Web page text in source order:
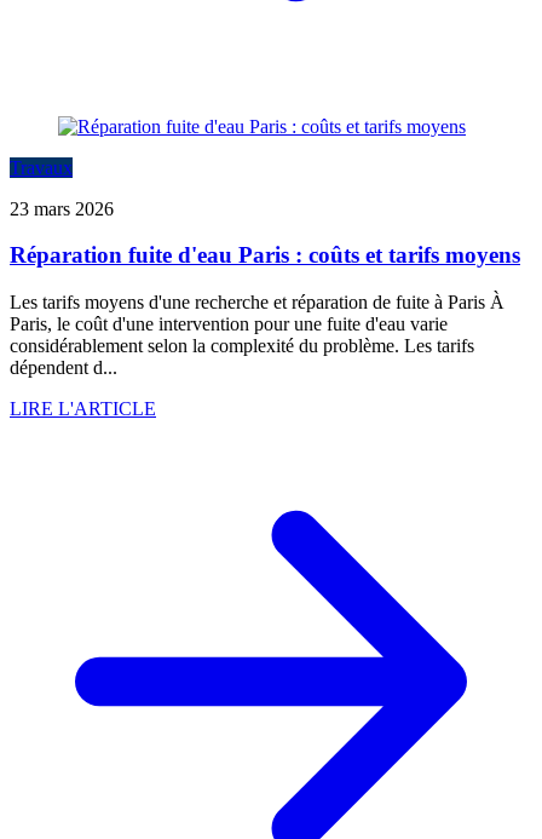
Travaux
23 mars 2026
Réparation fuite d'eau Paris : coûts et tarifs moyens
Les tarifs moyens d'une recherche et réparation de fuite à Paris À
Paris, le coût d'une intervention pour une fuite d'eau varie
considérablement selon la complexité du problème. Les tarifs
dépendent d...
LIRE L'ARTICLE